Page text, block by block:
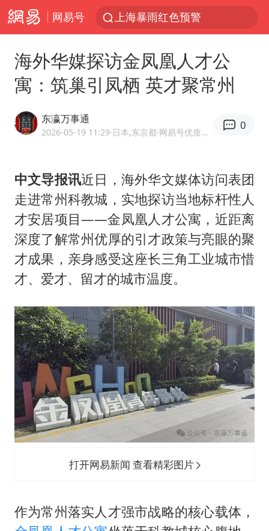
网易号
上海暴雨红色预警
国足U17与阿森纳决赛取消 并列冠军
王艺迪2-4不敌张本美和止步4强
上门女婿出轨女邻居多年被判重婚罪
1枚就能让航母瘫痪 轰-6J实力有多强
以军士兵把枪口对准中国记者
于东来直播和胖东来核心团队开会
泰国：高度重视中国游客旅游体验
王艺迪无缘横滨赛决赛
上海大部迎大暴雨
构建更高水平的全民健身公共服务体系
海外华媒探访金凤凰人才公
寓：筑巢引凤栖 英才聚常州
东瀛万事通
2026-05-19 11:29·日本,东京都 ·网易号优质内容创作者
0
中文导报讯近日，海外华文媒体访问表团
走进常州科教城，实地探访当地标杆性人
才安居项目——金凤凰人才公寓，近距离
深度了解常州优厚的引才政策与亮眼的聚
才成果，亲身感受这座长三角工业城市惜
才、爱才、留才的城市温度。
打开网易新闻 查看精彩图片
作为常州落实人才强市战略的核心载体，